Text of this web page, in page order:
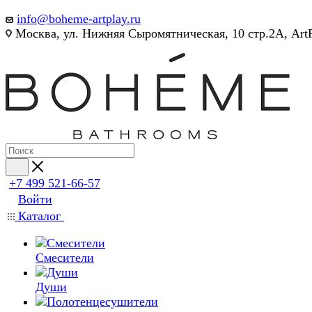
info@boheme-artplay.ru
Москва, ул. Нижняя Сыромятническая, 10 стр.2А,
+7 499 521-66-57
Войти
Каталог
Смесители
Души